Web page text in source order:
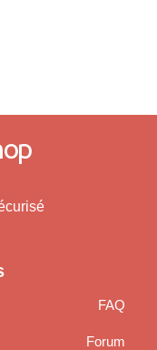
FAQ
Forum